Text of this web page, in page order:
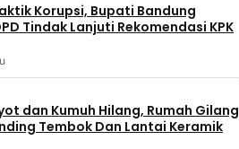
Korupsi, Bupati Bandung
Tindak Lanjuti Rekomendasi KPK
dan Kumuh Hilang, Rumah Gilang
Tembok Dan Lantai Keramik